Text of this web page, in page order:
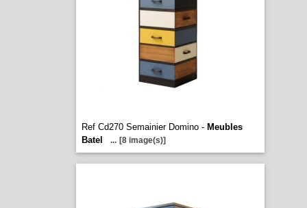
Ref Cd270 Semainier Domino - Meubles
Batel
... [8 image(s)]